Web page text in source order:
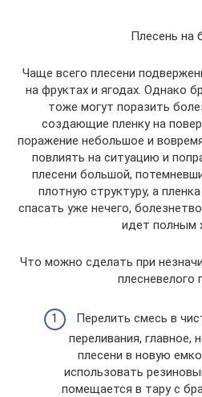
Плесень на
Чаще всего плесени
на фруктах и ягодах. Однако
тоже могут поразить
создающие пленку на
поражение небольшое и
повлиять на ситуацию и
плесени большой,
плотную структуру, а
спасать уже нечего,
идет полным
Что можно сделать при
плесневелого
Перелить смесь в
переливания, главное,
плесени в новую
использовать
помещается в тару с